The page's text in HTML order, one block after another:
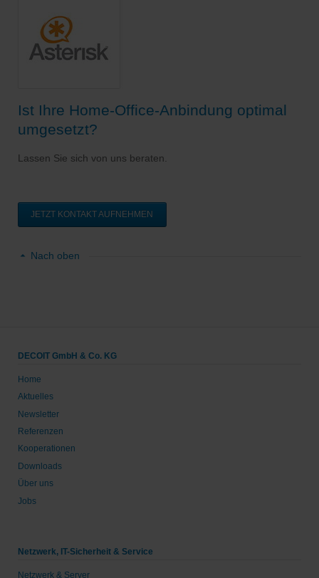
Ist Ihre Home-Office-Anbindung optimal
umgesetzt?
Lassen Sie sich von uns beraten.
JETZT KONTAKT AUFNEHMEN
Nach oben
DECOIT GmbH & Co. KG
Home
Aktuelles
Newsletter
Referenzen
Kooperationen
Downloads
Über uns
Jobs
Netzwerk, IT-Sicherheit & Service
Netzwerk & Server